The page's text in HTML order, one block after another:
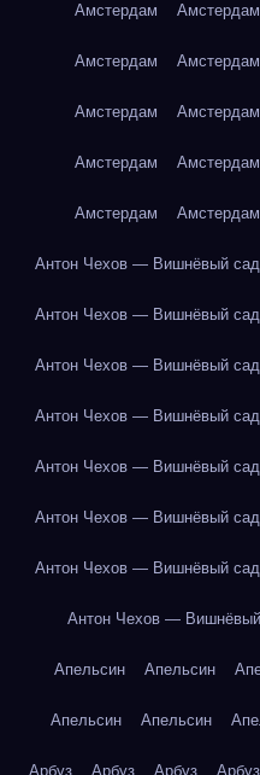
Амстердам Амстердам
Амстердам Амстердам
Амстердам Амстердам
Амстердам Амстердам
Амстердам Амстердам
Антон Чехов — Вишнёвый сад
Антон Чехов — Вишнёвый сад
Антон Чехов — Вишнёвый сад
Антон Чехов — Вишнёвый сад
Антон Чехов — Вишнёвый сад
Антон Чехов — Вишнёвый сад
Антон Чехов — Вишнёвый сад
Антон Чехов —
Апельсин Апельсин
Апельсин Апельсин
Арбуз Арбуз Арбуз Арбуз